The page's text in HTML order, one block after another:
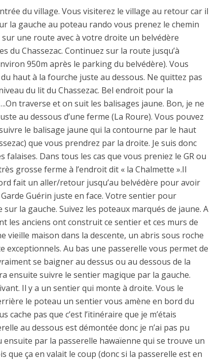
du village. Vous visiterez le village au retour car il
la gauche au poteau rando vous prenez le chemin
une route avec à votre droite un belvédère
du Chassezac. Continuez sur la route jusqu’à
950m après le parking du belvédère). Vous
haut à la fourche juste au dessous. Ne quittez pas
du lit du Chassezac. Bel endroit pour la
traverse et on suit les balisages jaune. Bon, je ne
au dessous d’une ferme (La Roure). Vous pouvez
le balisage jaune qui la contourne par le haut
que vous prendrez par la droite. Je suis donc
Dans tous les cas que vous preniez le GR ou
grosse ferme à l’endroit dit « la Chalmette ».Il
fait un aller/retour jusqu’au belvédère pour avoir
Guérin juste en face. Votre sentier pour
la gauche. Suivez les poteaux marqués de jaune. A
les anciens ont construit ce sentier et ces murs de
maison dans la descente, un abris sous roche
exceptionnels. Au bas une passerelle vous permet de
se baigner au dessus ou au dessous de la
ensuite suivre le sentier magique par la gauche.
Il y a un sentier qui monte à droite. Vous le
le poteau un sentier vous amène en bord du
cache pas que c’est l’itinéraire que je m’étais
au dessous est démontée donc je n’ai pas pu
par la passerelle hawaïenne qui se trouve un
que ça en valait le coup (donc si la passerelle est en